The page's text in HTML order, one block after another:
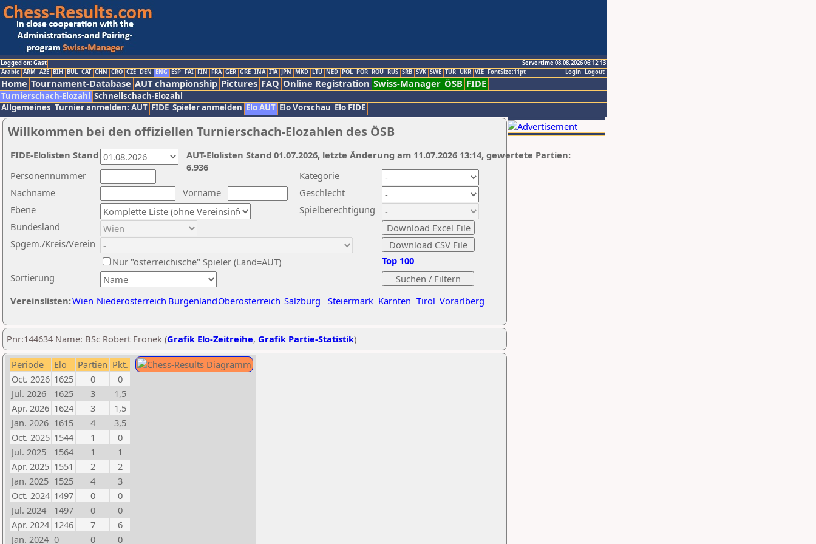
Logged on: Gast
Servertime 08.08.2026 06:12:13
Logout
Login
Arabic ARM AZE BIH BUL CAT CHN CRO CZE DEN ENG ESP FAI FIN FRA GER GRE INA ITA JPN MKD LTU NED POL POR ROU RUS SRB SVK SWE TUR UKR VIE FontSize:11pt
Home Tournament-Database AUT championship Pictures FAQ Online Registration Swiss-Manager ÖSB FIDE
Turnierschach-Elozahl Schnellschach-Elozahl
Allgemeines Turnier anmelden: AUT FIDE Spieler anmelden Elo AUT Elo Vorschau Elo FIDE
Willkommen bei den offiziellen Turnierschach-Elozahlen des ÖSB
Nachname
Vorname
Ebene
Kategorie
Sortierung
Personennummer
Bundesland
Spgem./Kreis/Verein
Geschlecht
Nur "österreichische" Spieler (Land=AUT)
Spielberechtigung
Vereinslisten:Wien Niederösterreich BurgenlandOberösterreich Salzburg Steiermark Kärnten Tirol Vorarlberg
Top 100
AUT-Elolisten Stand 01.07.2026, letzte Änderung am 11.07.2026 13:14, gewertete Partien:
6.936
FIDE-Elolisten Stand
Pnr:144634 Name: BSc Robert Fronek (Grafik Elo-Zeitreihe, Grafik Partie-Statistik)
Periode Elo Partien Pkt.
Oct. 2026 1625 0
0
Jul. 2026
1625 3
1,5
Apr. 2026 1624 3
1,5
Jan. 2026 1615 4
3,5
Oct. 2025 1544 1
0
Jul. 2025
1564 1
1
Apr. 2025 1551 2
2
Jan. 2025 1525 4
3
Oct. 2024 1497 0
0
Jul. 2024
1497 0
0
Apr. 2024 1246 7
6
Jan. 2024 0 0 0